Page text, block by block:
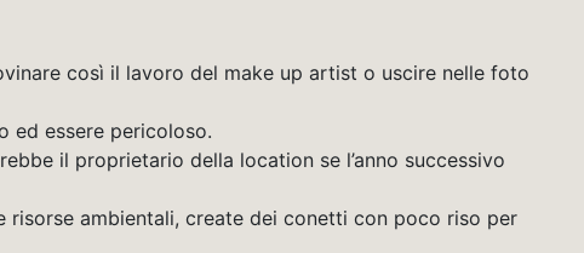
così il lavoro del make up artist o uscire nelle foto
ed essere pericoloso.
il proprietario della location se l’anno successivo
risorse ambientali, create dei conetti con poco riso per